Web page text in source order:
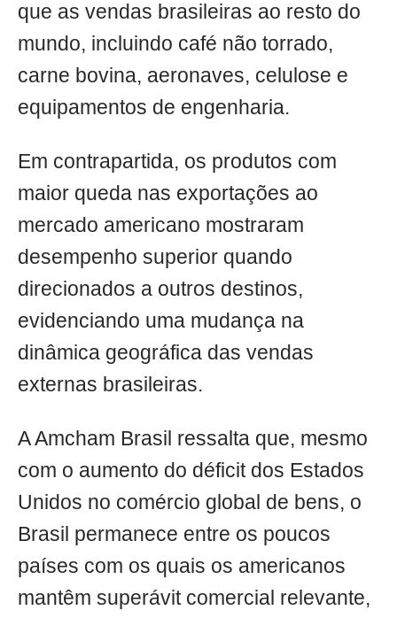
que as vendas brasileiras ao resto do
mundo, incluindo café não torrado,
carne bovina, aeronaves, celulose e
equipamentos de engenharia.
Em contrapartida, os produtos com
maior queda nas exportações ao
mercado americano mostraram
desempenho superior quando
direcionados a outros destinos,
evidenciando uma mudança na
dinâmica geográfica das vendas
externas brasileiras.
A Amcham Brasil ressalta que, mesmo
com o aumento do déficit dos Estados
Unidos no comércio global de bens, o
Brasil permanece entre os poucos
países com os quais os americanos
mantêm superávit comercial relevante,